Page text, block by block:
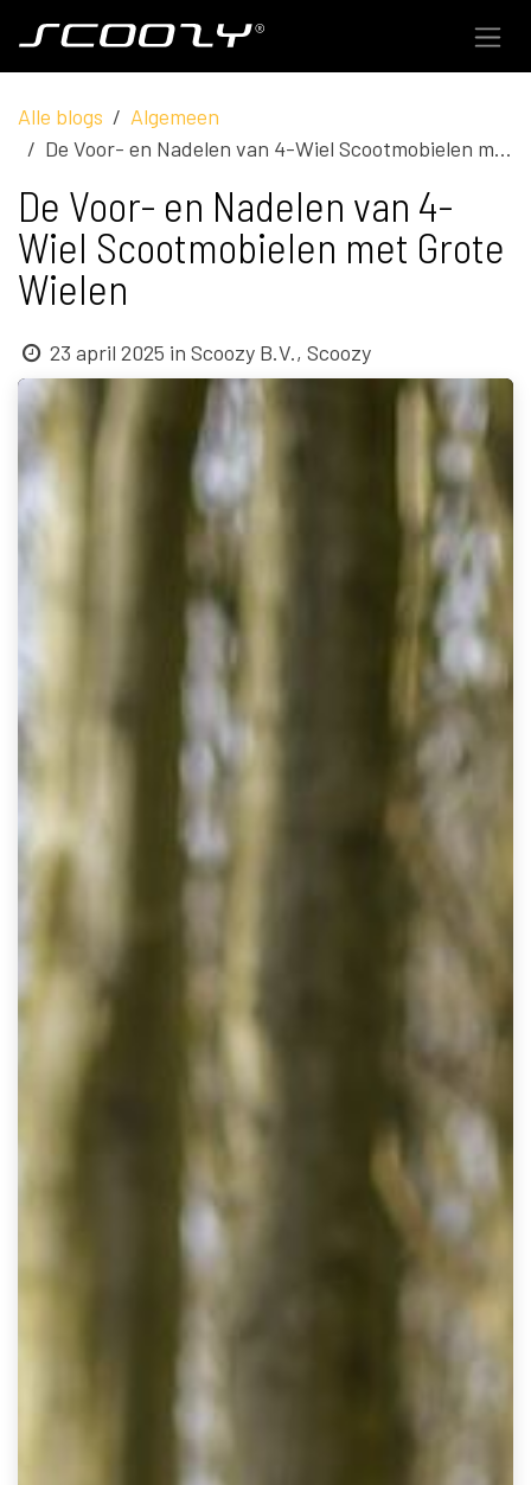
Alle blogs
Algemeen
De Voor- en Nadelen van 4-Wiel Scootmobielen met Grote Wielen
De Voor- en Nadelen van 4-
Wiel Scootmobielen met Grote
Wielen
23 april 2025 inScoozy B.V., Scoozy